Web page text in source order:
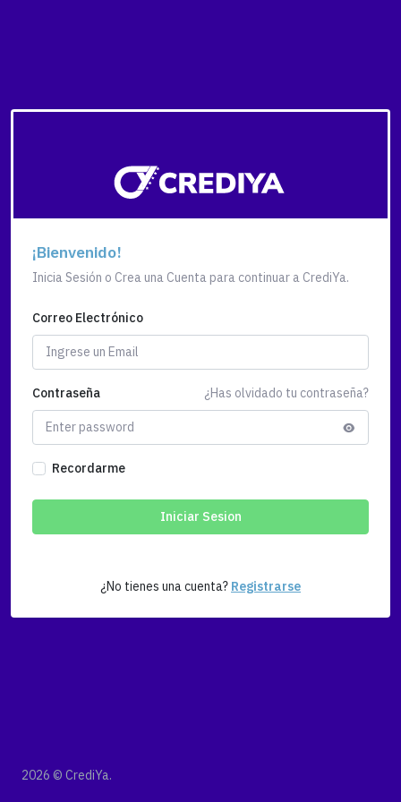
¡Bienvenido!
Inicia Sesión o Crea una Cuenta para continuar a CrediYa.
Correo Electrónico
¿Has olvidado tu contraseña?
Contraseña
Recordarme
Iniciar Sesion
¿No tienes una cuenta? Registrarse
2026 © CrediYa.